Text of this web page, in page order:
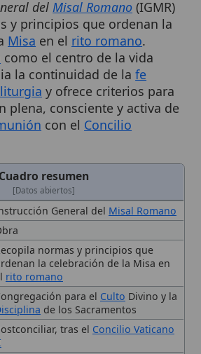
en elrito romano.
el centro de la vida
la continuidad de lafe
y ofrece criterios para
consciente y activa de
con elConcilio
resumen
General delMisal Romano
normas y principios que
la celebración de la Misa en
romano
para elCultoDivino y la
de los Sacramentos
tras elConcilio Vaticano
03-17
normativa esencial para la
eucarística